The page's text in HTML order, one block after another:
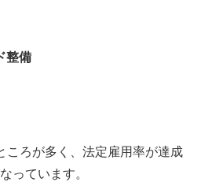
整備
ころが多く、法定雇用率が達成
っています。